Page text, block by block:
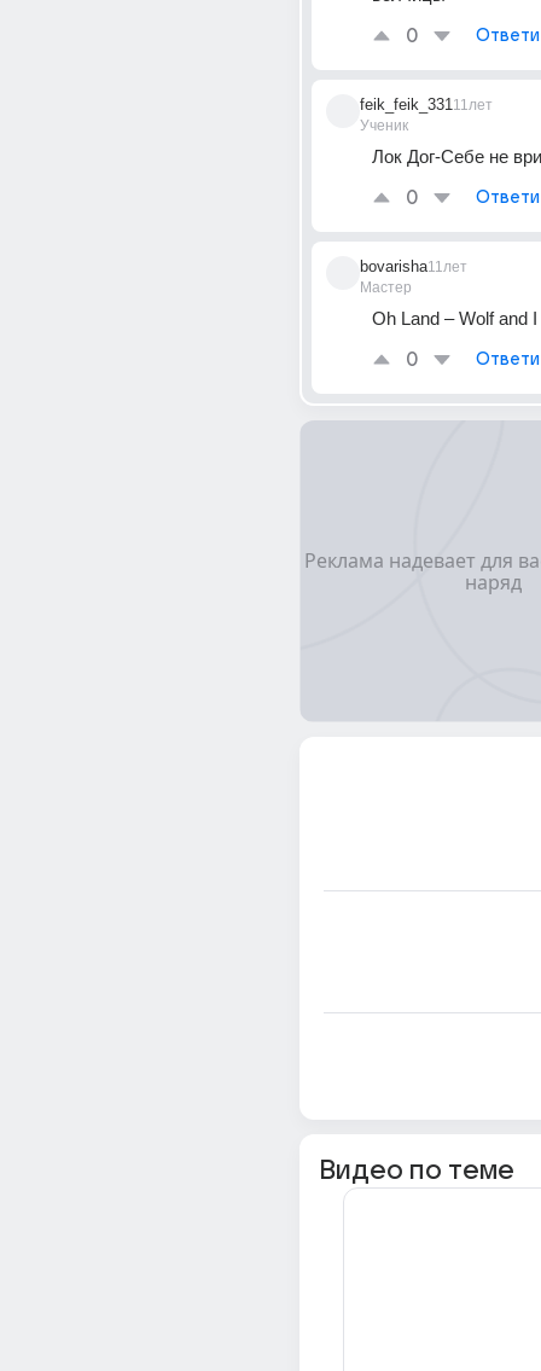
0
feik_feik_331
Ученик
11лет
Лок Дог-Себе не ври
0
bovarisha
Мастер
11лет
Oh Land – Wolf and I
0
Видео по теме